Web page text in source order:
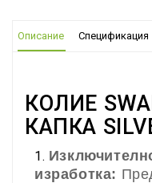
Описание Спецификация
КОЛИЕ
КАПКА
изработка: